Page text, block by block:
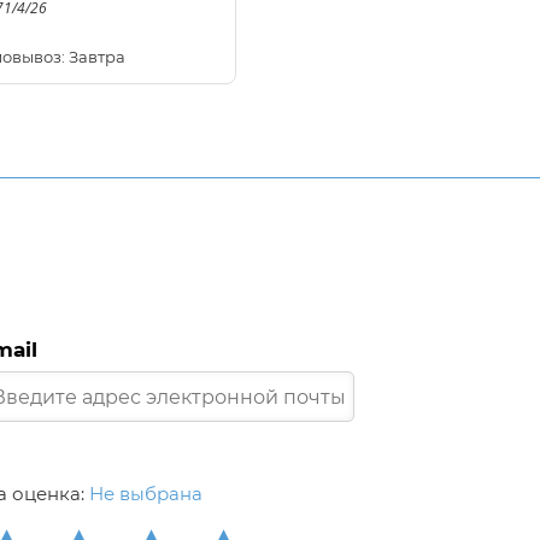
Завтра
4/26
оценка: Не выбрана